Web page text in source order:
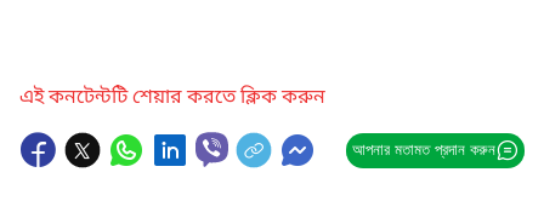
এই কনটেন্টটি শেয়ার করতে ক্লিক করুন
আপনার মতামত প্রদান করুন